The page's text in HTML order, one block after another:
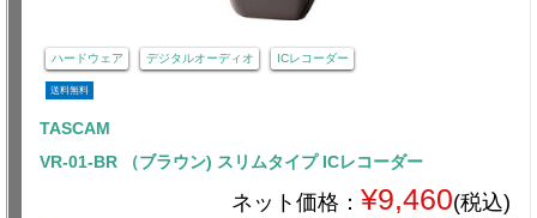
ハードウェア デジタルオーディオ ICレコーダー
送料無料
TASCAM
VR-01-BR （ブラウン) スリムタイプ ICレコーダー
ネット価格： ¥9,460(税込)